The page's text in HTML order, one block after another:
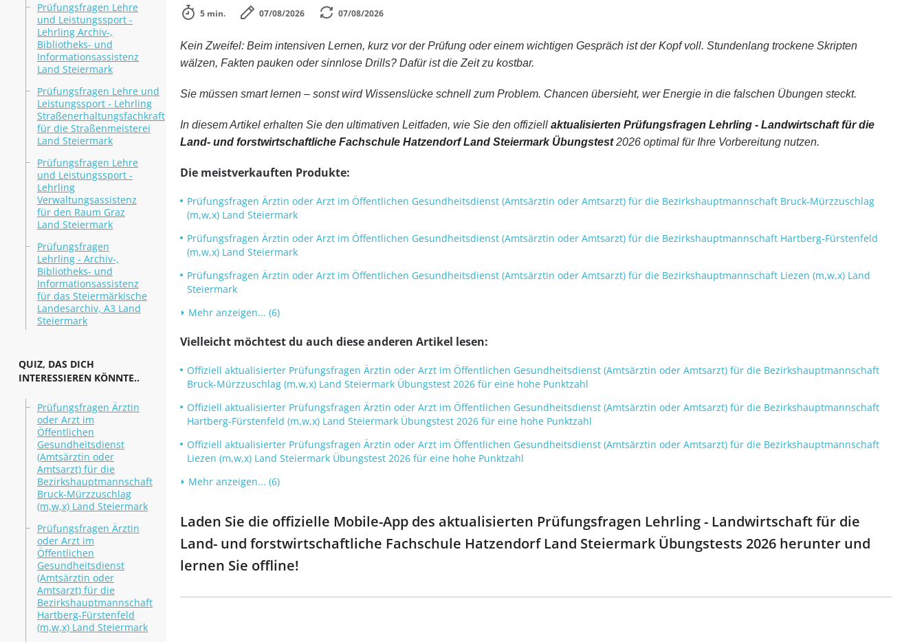
Prüfungsfragen Lehre
und Leistungssport -
Lehrling Archiv-,
Bibliotheks- und
Informationsassistenz
Land Steiermark
Prüfungsfragen Lehre und
Leistungssport - Lehrling
Straßenerhaltungsfachkraft
für die Straßenmeisterei
Land Steiermark
Prüfungsfragen Lehre
und Leistungssport -
Lehrling
Verwaltungsassistenz
für den Raum Graz
Land Steiermark
Prüfungsfragen
Lehrling - Archiv-,
Bibliotheks- und
Informationsassistenz
für das Steiermärkische
Landesarchiv, A3 Land
Steiermark
QUIZ, DAS DICH
INTERESSIEREN KÖNNTE..
Prüfungsfragen Ärztin
oder Arzt im
Öffentlichen
Gesundheitsdienst
(Amtsärztin oder
Amtsarzt) für die
Bezirkshauptmannschaft
Bruck-Mürzzuschlag
(m,w,x) Land Steiermark
Prüfungsfragen Ärztin
oder Arzt im
Öffentlichen
Gesundheitsdienst
(Amtsärztin oder
Amtsarzt) für die
Bezirkshauptmannschaft
Hartberg-Fürstenfeld
(m,w,x) Land Steiermark
5 min. 07/08/2026 07/08/2026
Kein Zweifel: Beim intensiven Lernen, kurz vor der Prüfung oder einem wichtigen Gespräch ist der Kopf voll. Stundenlang trockene Skripten
wälzen, Fakten pauken oder sinnlose Drills? Dafür ist die Zeit zu kostbar.
Sie müssen smart lernen – sonst wird Wissenslücke schnell zum Problem. Chancen übersieht, wer Energie in die falschen Übungen steckt.
In diesem Artikel erhalten Sie den ultimativen Leitfaden, wie Sie den offiziell aktualisierten Prüfungsfragen Lehrling - Landwirtschaft für die
Land- und forstwirtschaftliche Fachschule Hatzendorf Land Steiermark Übungstest2026 optimal für Ihre Vorbereitung nutzen.
Die meistverkauften Produkte:
Prüfungsfragen Ärztin oder Arzt im Öffentlichen Gesundheitsdienst (Amtsärztin oder Amtsarzt) für die Bezirkshauptmannschaft Bruck-Mürzzuschlag
(m,w,x) Land Steiermark
Prüfungsfragen Ärztin oder Arzt im Öffentlichen Gesundheitsdienst (Amtsärztin oder Amtsarzt) für die Bezirkshauptmannschaft Hartberg-Fürstenfeld
(m,w,x) Land Steiermark
Prüfungsfragen Ärztin oder Arzt im Öffentlichen Gesundheitsdienst (Amtsärztin oder Amtsarzt) für die Bezirkshauptmannschaft Liezen (m,w,x) Land
Steiermark
Mehr anzeigen... (6)
Vielleicht möchtest du auch diese anderen Artikel lesen:
Offiziell aktualisierter Prüfungsfragen Ärztin oder Arzt im Öffentlichen Gesundheitsdienst (Amtsärztin oder Amtsarzt) für die Bezirkshauptmannschaft
Bruck-Mürzzuschlag (m,w,x) Land Steiermark Übungstest 2026 für eine hohe Punktzahl
Offiziell aktualisierter Prüfungsfragen Ärztin oder Arzt im Öffentlichen Gesundheitsdienst (Amtsärztin oder Amtsarzt) für die Bezirkshauptmannschaft
Hartberg-Fürstenfeld (m,w,x) Land Steiermark Übungstest 2026 für eine hohe Punktzahl
Offiziell aktualisierter Prüfungsfragen Ärztin oder Arzt im Öffentlichen Gesundheitsdienst (Amtsärztin oder Amtsarzt) für die Bezirkshauptmannschaft
Liezen (m,w,x) Land Steiermark Übungstest 2026 für eine hohe Punktzahl
Mehr anzeigen... (6)
Laden Sie die offizielle Mobile-App des aktualisierten Prüfungsfragen Lehrling - Landwirtschaft für die
Land- und forstwirtschaftliche Fachschule Hatzendorf Land Steiermark Übungstests 2026 herunter und
lernen Sie offline!